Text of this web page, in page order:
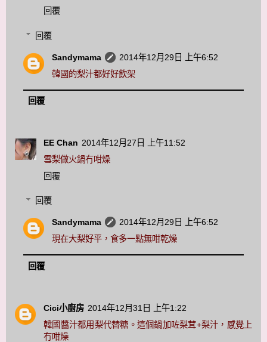
回覆
回覆
Sandymama
2014年12月29日 上午6:52
韓國的梨汁都好好飲架
回覆
EE Chan 2014年12月27日 上午11:52
雪梨做火鍋冇咁燥
回覆
回覆
Sandymama
2014年12月29日 上午6:52
現在大梨好平，食多一點無咁乾燥
回覆
Cici小廚房 2014年12月31日 上午1:22
韓國醬汁都用梨代替糖。這個鍋加咗梨茸+梨汁，感覺上
冇咁燥